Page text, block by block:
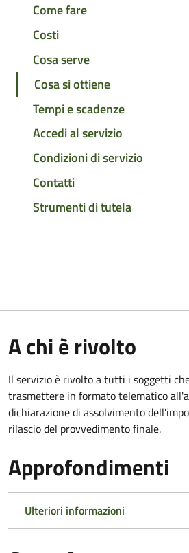
Come fare
Costi
Cosa serve
Cosa si ottiene
Tempi e scadenze
Accedi al servizio
Condizioni di servizio
Contatti
Strumenti di tutela
A chi è rivolto
Il servizio è rivolto a tutti i soggetti
trasmettere in formato telematico
dichiarazione di assolvimento
rilascio del provvedimento finale.
Approfondimenti
Ulteriori informazioni